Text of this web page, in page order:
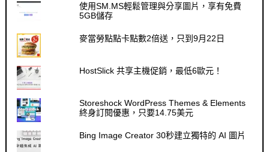
使用SM.MS輕鬆管理與分享圖片，享有免費
5GB儲存
麥當勞點點卡點數2倍送，只到9月22日
HostSlick 共享主機促銷，最低6歐元！
Storeshock WordPress Themes & Elements
終身訂閱優惠，只要14.75美元
Bing Image Creator 30秒建立獨特的 AI 圖片